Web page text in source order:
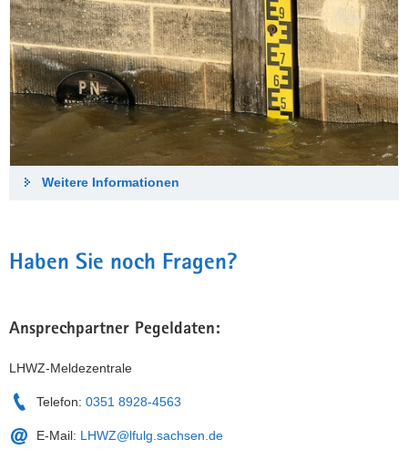
Weitere Informationen
Haben Sie noch Fragen?
Ansprechpartner Pegeldaten:
LHWZ-Meldezentrale
Telefon: 0351 8928-4563
E-Mail: LHWZ@lfulg.sachsen.de